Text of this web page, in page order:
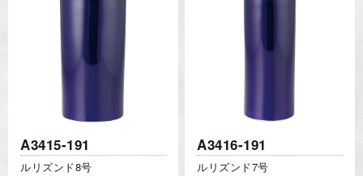
A3415-191
ルリズンド8号
A3416-191
ルリズンド7号